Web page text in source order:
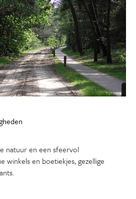
natuur en een sfeervol
winkels en boetiekjes, gezellige